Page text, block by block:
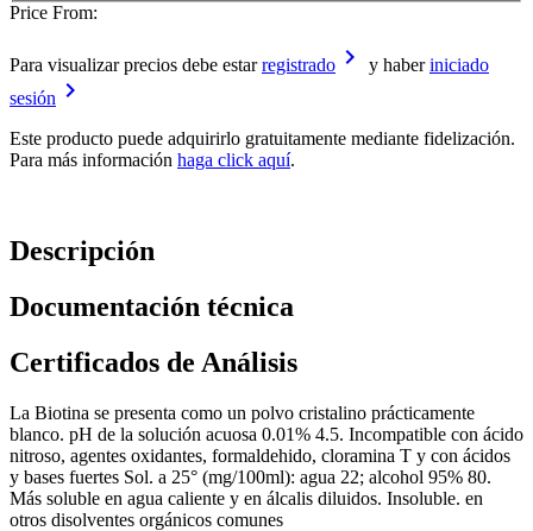
Price From:
Para visualizar precios debe estarregistrado keyboard_arrow_right y haberiniciado
sesión keyboard_arrow_right
Este producto puede adquirirlo gratuitamente mediante fidelización.
Para más información haga click aquí.
Descripción
Documentación técnica
Certificados de Análisis
La Biotina se presenta como un polvo cristalino prácticamente
blanco. pH de la solución acuosa 0.01% 4.5. Incompatible con ácido
nitroso, agentes oxidantes, formaldehido, cloramina T y con ácidos
y bases fuertes Sol. a 25° (mg/100ml): agua 22; alcohol 95% 80.
Más soluble en agua caliente y en álcalis diluidos. Insoluble. en
otros disolventes orgánicos comunes